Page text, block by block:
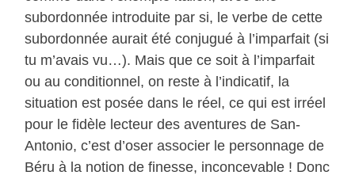
subordonnée introduite par si, le verbe de cette
subordonnée aurait été conjugué à l’imparfait (si
tu m’avais vu…). Mais que ce soit à l’imparfait
ou au conditionnel, on reste à l’indicatif, la
situation est posée dans le réel, ce qui est irréel
pour le fidèle lecteur des aventures de San-
Antonio, c’est d’oser associer le personnage de
Béru à la notion de finesse, inconcevable ! Donc